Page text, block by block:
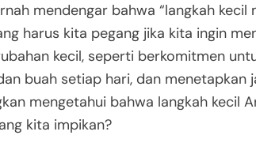
mendengar bahwa “langkah kecil
harus kita pegang jika kita ingin
kecil, seperti berkomitmen
buah setiap hari, dan menetapkan
mengetahui bahwa langkah kecil
kita impikan?